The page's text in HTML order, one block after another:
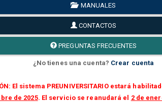
MANUALES
CONTACTOS
PREGUNTAS FRECUENTES
¿No tienes una cuenta? Crear cuenta
El sistema PREUNIVERSITARIO estará
de 2025. El servicio se reanudará el 2 de